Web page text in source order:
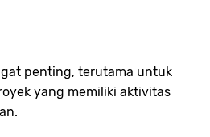
penting, terutama untuk
yang memiliki aktivitas